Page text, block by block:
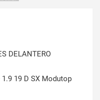
DELANTERO
1.9 19 D SX Modutop